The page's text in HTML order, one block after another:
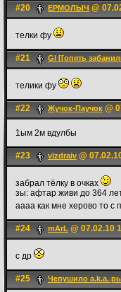
#20 ЕРМОЛЫЧ @
телки фу
#21 Gl [[опять
телики фу
#22 Жучок-Паучок @
1ым 2м вдулбы
#23 vlzdraiv @
забрал тёлку в очках
зы: афтар живи до 364
аааа как мне херово то с
#24 mArL @ 07.02.10
с др
#25 Чепушило a.k.a.